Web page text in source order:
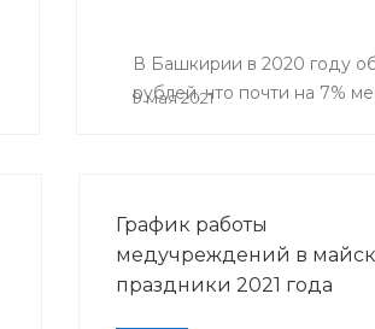
В Башкирии в 2020 году
рублей, что почти на 7%
9 мая 2021
График работы
медучреждений в
праздники 2021 года